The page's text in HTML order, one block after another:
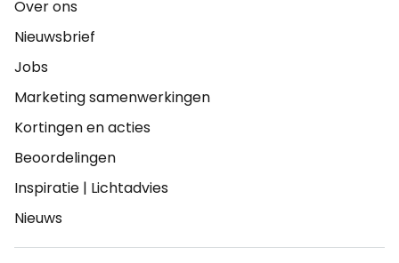
Over ons
Nieuwsbrief
Jobs
Marketing samenwerkingen
Kortingen en acties
Beoordelingen
Inspiratie | Lichtadvies
Nieuws